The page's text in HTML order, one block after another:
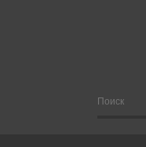
Здоровье областных